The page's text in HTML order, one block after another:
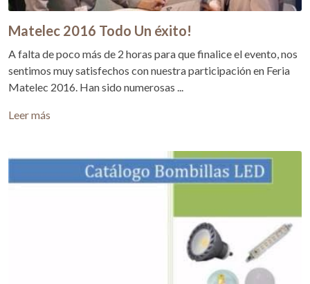
Matelec 2016 Todo Un éxito!
A falta de poco más de 2 horas para que finalice el evento, nos
sentimos muy satisfechos con nuestra participación en Feria
Matelec 2016. Han sido numerosas ...
Leer más